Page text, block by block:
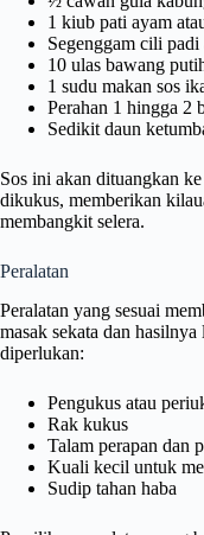
1 kiub pati ayam
Segenggam cili
10 ulas bawang
1 sudu makan sos
Perahan 1 hingga 2
Sedikit daun
Sos ini akan dituangkan
dikukus, memberikan
membangkit selera.
Peralatan
Peralatan yang sesuai
masak sekata dan
diperlukan:
Pengukus atau
Rak kukus
Talam perapan dan
Kuali kecil untuk
Sudip tahan haba